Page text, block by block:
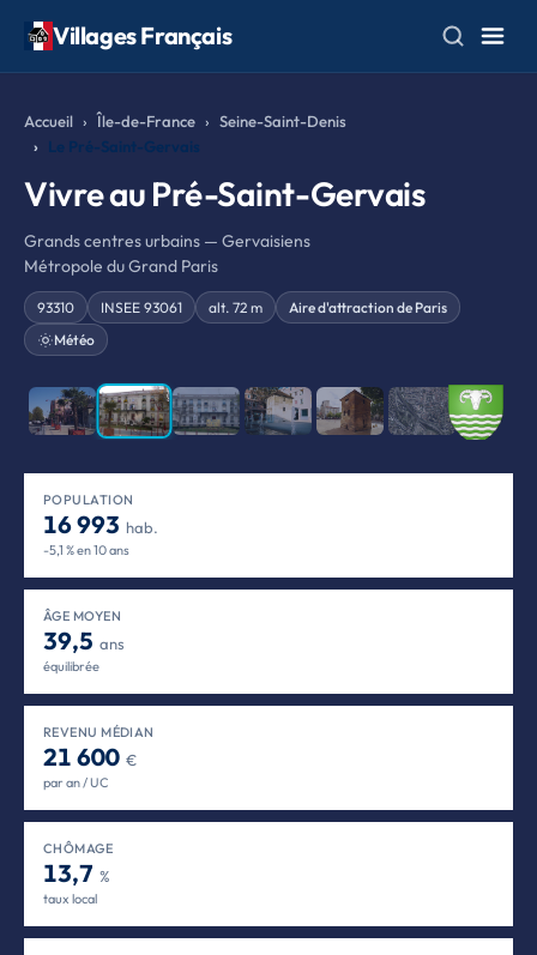
Villages Français
Accueil Île-de-France
Seine-Saint-Denis
Le Pré-Saint-Gervais
Vivre au Pré-Saint-Gervais
Grands centres urbains — Gervaisiens
Métropole du Grand Paris
93310 INSEE 93061 alt. 72 m
Aire d'attraction de Paris
Météo
POPULATION
16 993 hab.
-5,1 % en 10 ans
ÂGE MOYEN
39,5 ans
équilibrée
REVENU MÉDIAN
21 600 €
par an / UC
CHÔMAGE
13,7 %
taux local